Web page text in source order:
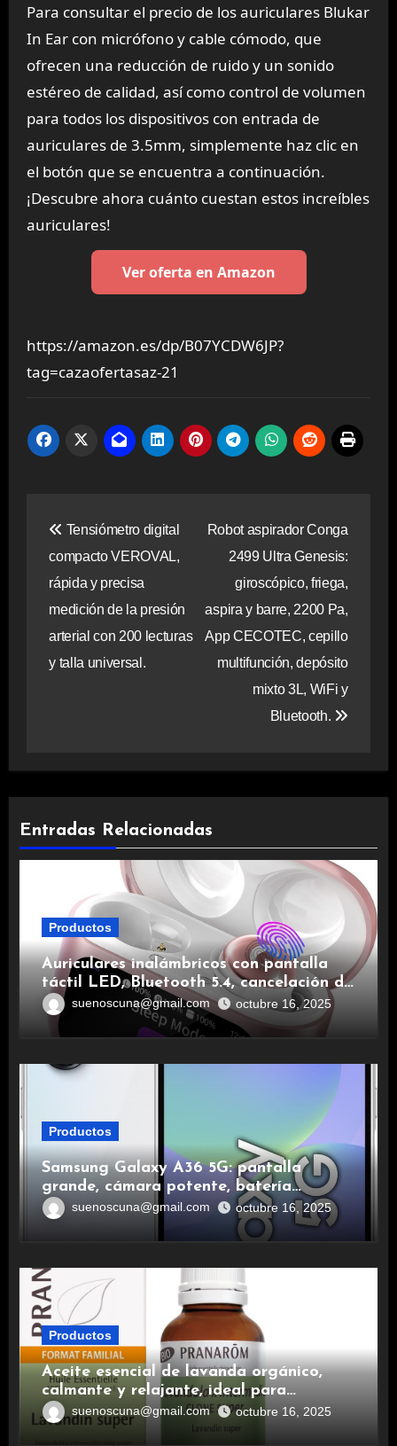
Para consultar el precio de los auriculares Blukar
In Ear con micrófono y cable cómodo, que
ofrecen una reducción de ruido y un sonido
estéreo de calidad, así como control de volumen
para todos los dispositivos con entrada de
auriculares de 3.5mm, simplemente haz clic en
el botón que se encuentra a continuación.
¡Descubre ahora cuánto cuestan estos increíbles
auriculares!
Ver oferta en Amazon
https://amazon.es/dp/B07YCDW6JP?
tag=cazaofertasaz-21
de
entradas
Tensiómetro digital
compacto VEROVAL,
rápida y precisa
medición de la presión
arterial con 200 lecturas
y talla universal.
Robot aspirador Conga
2499 Ultra Genesis:
giroscópico, friega,
aspira y barre, 2200 Pa,
App CECOTEC, cepillo
multifunción, depósito
mixto 3L, WiFi y
Bluetooth.
Entradas Relacionadas
Productos
Auriculares inalámbricos con pantalla
táctil LED, Bluetooth 5.4, cancelación de
ruido, impermeables y de larga duración.
suenoscuna@gmail.com octubre 16, 2025
Productos
Samsung Galaxy A36 5G: pantalla
grande, cámara potente, batería
duradera y carga rápida para una
experiencia premium.
suenoscuna@gmail.com octubre 16, 2025
Productos
Aceite esencial de lavanda orgánico,
calmante y relajante, ideal para
aromaterapia.
suenoscuna@gmail.com octubre 16, 2025